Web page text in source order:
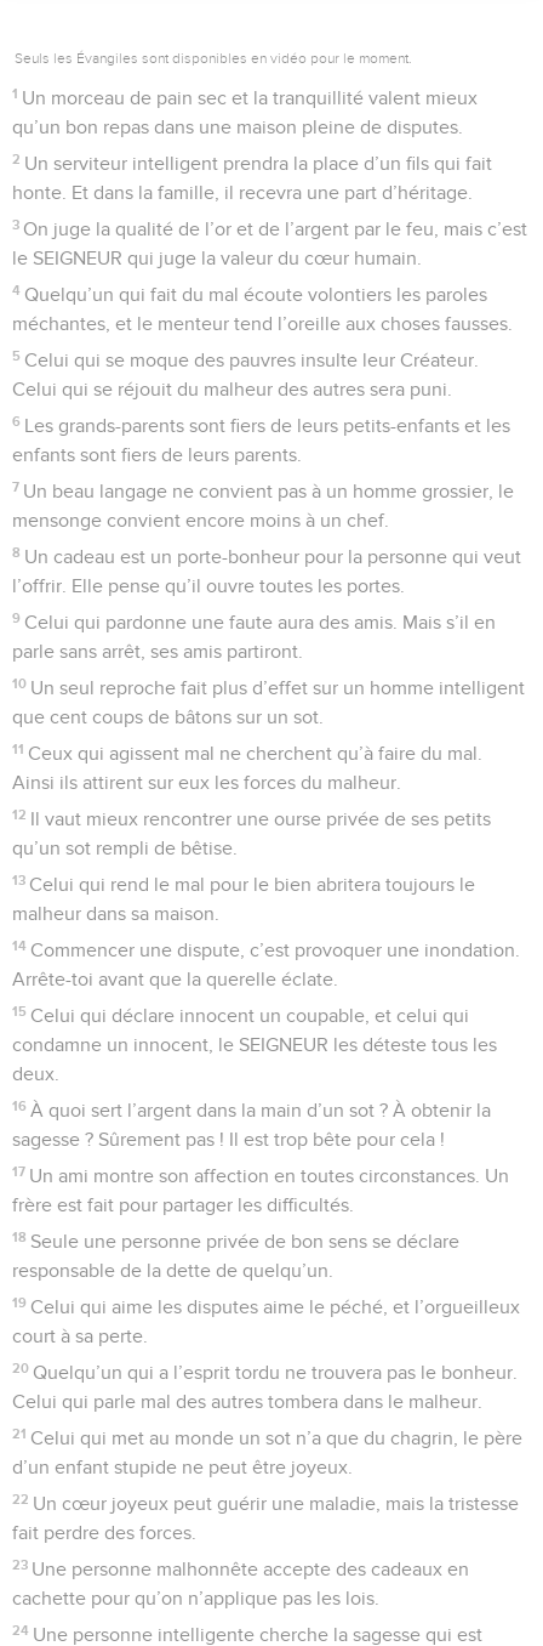
Seuls les Évangiles sont disponibles en vidéo pour le moment.
1 Un morceau de pain sec et la tranquillité valent mieux
qu’un bon repas dans une maison pleine de disputes.
2 Un serviteur intelligent prendra la place d’un fils qui fait
honte. Et dans la famille, il recevra une part d’héritage.
3 On juge la qualité de l’or et de l’argent par le feu, mais c’est
le SEIGNEUR qui juge la valeur du cœur humain.
4 Quelqu’un qui fait du mal écoute volontiers les paroles
méchantes, et le menteur tend l’oreille aux choses fausses.
5 Celui qui se moque des pauvres insulte leur Créateur.
Celui qui se réjouit du malheur des autres sera puni.
6 Les grands-parents sont fiers de leurs petits-enfants et les
enfants sont fiers de leurs parents.
7 Un beau langage ne convient pas à un homme grossier, le
mensonge convient encore moins à un chef.
8 Un cadeau est un porte-bonheur pour la personne qui veut
l’offrir. Elle pense qu’il ouvre toutes les portes.
9 Celui qui pardonne une faute aura des amis. Mais s’il en
parle sans arrêt, ses amis partiront.
10 Un seul reproche fait plus d’effet sur un homme intelligent
que cent coups de bâtons sur un sot.
11 Ceux qui agissent mal ne cherchent qu’à faire du mal.
Ainsi ils attirent sur eux les forces du malheur.
12 Il vaut mieux rencontrer une ourse privée de ses petits
qu’un sot rempli de bêtise.
13 Celui qui rend le mal pour le bien abritera toujours le
malheur dans sa maison.
14 Commencer une dispute, c’est provoquer une inondation.
Arrête-toi avant que la querelle éclate.
15 Celui qui déclare innocent un coupable, et celui qui
condamne un innocent, le SEIGNEUR les déteste tous les
deux.
16 À quoi sert l’argent dans la main d’un sot ? À obtenir la
sagesse ? Sûrement pas ! Il est trop bête pour cela !
17 Un ami montre son affection en toutes circonstances. Un
frère est fait pour partager les difficultés.
18 Seule une personne privée de bon sens se déclare
responsable de la dette de quelqu’un.
19 Celui qui aime les disputes aime le péché, et l’orgueilleux
court à sa perte.
20 Quelqu’un qui a l’esprit tordu ne trouvera pas le bonheur.
Celui qui parle mal des autres tombera dans le malheur.
21 Celui qui met au monde un sot n’a que du chagrin, le père
d’un enfant stupide ne peut être joyeux.
22 Un cœur joyeux peut guérir une maladie, mais la tristesse
fait perdre des forces.
23 Une personne malhonnête accepte des cadeaux en
cachette pour qu’on n’applique pas les lois.
24 Une personne intelligente cherche la sagesse qui est